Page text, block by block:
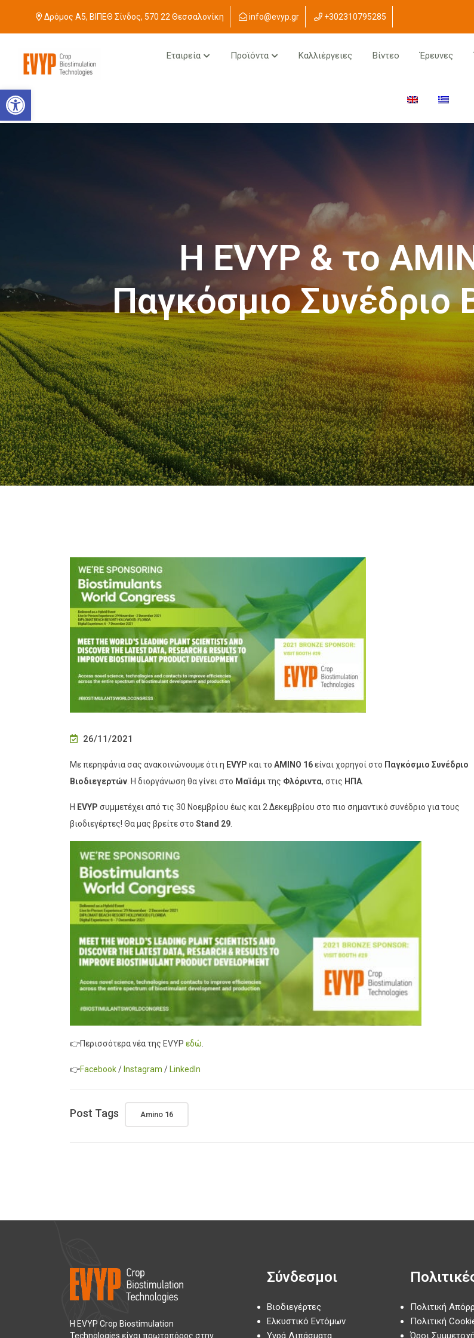
Ανοίξτε τη γραμμή εργαλείων
Δρόμος Α5, ΒΙΠΕΘ Σίνδος, 570 22 Θεσσαλονίκη info@evyp.gr +302310795285
Εταιρεία Προϊόντα Καλλιέργειες Βίντεο Έρευνες
Η EVYP & το
Παγκόσμιο Συνέδριο
26/11/2021
Με περηφάνια σας ανακοινώνουμε ότι η EVYP και το AMINO 16είναι χορηγοί στο Παγκόσμιο Συνέδριο
Βιοδιεγερτών . Η διοργάνωση θα γίνει στο Μαϊάμιτης Φλόριντα, στις ΗΠΑ
Η EVYP συμμετέχει από τις 30 Νοεμβρίου έως και 2 Δεκεμβρίου στο πιο σημαντικό συνέδριο για τους
βιοδιεγέρτες! Θα μας βρείτε στο Stand 29
👉Περισσότερα νέα της EVYP εδώ
👉Facebook/ Instagram / LinkedIn
Post Tags Amino 16
Η EVYP Crop Biostimulation
Technologies είναι πρωτοπόρος στην
Σύνδεσμοι
Βιοδιεγέρτες
Ελκυστικό Εντόμων
Υγρά Λιπάσματα
Πολιτική
Πολιτική
Όροι